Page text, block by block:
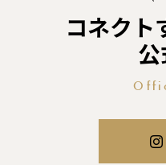
コネクト
公